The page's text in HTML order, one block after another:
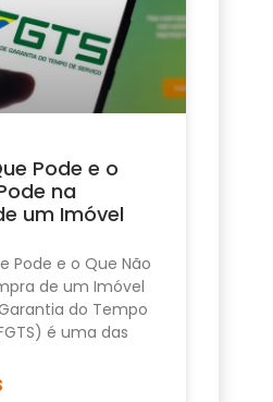
Pode e o
na
um Imóvel
Pode e o Que Não
de um Imóvel
do Tempo
é uma das